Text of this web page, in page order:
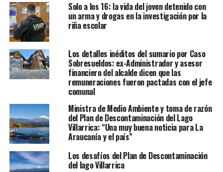
Solo a los 16: la vida del joven detenido con
un arma y drogas en la investigación por la
riña escolar
Los detalles inéditos del sumario por Caso
Sobresueldos: ex-Administrador y asesor
financiero del alcalde dicen que las
remuneraciones fueron pactadas con el jefe
comunal
Ministra de Medio Ambiente y toma de razón
del Plan de Descontaminación del Lago
Villarrica: “Una muy buena noticia para La
Araucanía y el país”
Los desafíos del Plan de Descontaminación
del lago Villarrica